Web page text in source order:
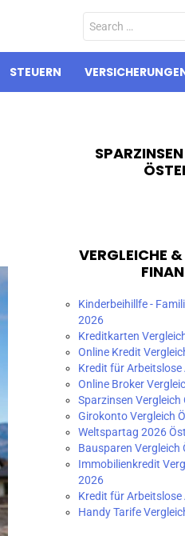
Search
for:
STEUERN
VERGLEICHE
Kinderbeihillfe -
2026
Kreditkarten
Online Kredit
Kredit für
Online Broker
Sparzinsen
Girokonto Vergleich
Weltspartag 2026
Bausparen
Immobilienkredit
2026
Kredit für
Handy Tarife